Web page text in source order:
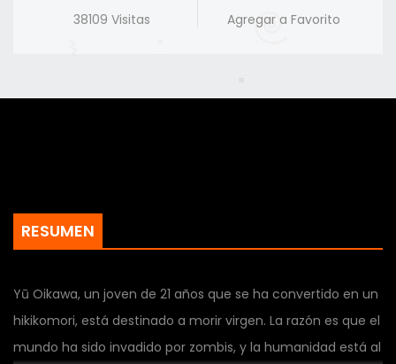
38109 Visitas Agregar a Favorito
RESUMEN
Yū Oikawa, un joven de 21 años que se ha convertido en un
hikikomori, está destinado a morir virgen. La razón es que el
mundo ha sido invadido por zombis, y la humanidad está al